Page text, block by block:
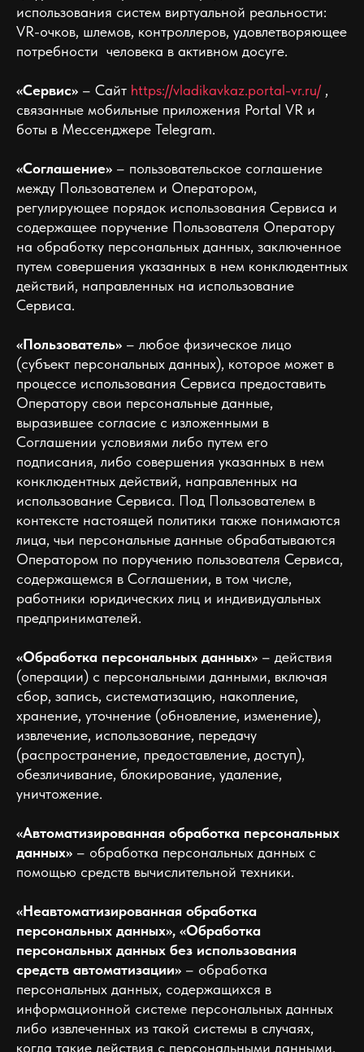
использования систем виртуальной реальности:
VR-очков, шлемов, контроллеров, удовлетворяющее
потребности человека в активном досуге.
«Сервис» – Сайт https://vladikavkaz.portal-vr.ru/ ,
связанные мобильные приложения Portal VR и
боты в Мессенджере Telegram.
«Соглашение» – пользовательское соглашение
между Пользователем и Оператором,
регулирующее порядок использования Сервиса и
содержащее поручение Пользователя Оператору
на обработку персональных данных, заключенное
путем совершения указанных в нем конклюдентных
действий, направленных на использование
Сервиса.
«Пользователь» – любое физическое лицо
(субъект персональных данных), которое может в
процессе использования Сервиса предоставить
Оператору свои персональные данные,
выразившее согласие с изложенными в
Соглашении условиями либо путем его
подписания, либо совершения указанных в нем
конклюдентных действий, направленных на
использование Сервиса. Под Пользователем в
контексте настоящей политики также понимаются
лица, чьи персональные данные обрабатываются
Оператором по поручению пользователя Сервиса,
содержащемся в Соглашении, в том числе,
работники юридических лиц и индивидуальных
предпринимателей.
«Обработка персональных данных» – действия
(операции) с персональными данными, включая
сбор, запись, систематизацию, накопление,
хранение, уточнение (обновление, изменение),
извлечение, использование, передачу
(распространение, предоставление, доступ),
обезличивание, блокирование, удаление,
уничтожение.
«Автоматизированная обработка персональных
данных» – обработка персональных данных с
помощью средств вычислительной техники.
«Неавтоматизированная обработка
персональных данных», «Обработка
персональных данных без использования
средств автоматизации» – обработка
персональных данных, содержащихся в
информационной системе персональных данных
либо извлеченных из такой системы в случаях,
когда такие действия с персональными данными,